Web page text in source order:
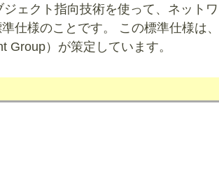
ジェクト指向技術を使って、ネットワ
仕様のことです。 この標準仕様は、
）が策定しています。